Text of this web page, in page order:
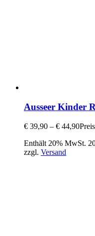
Ausseer Kinder
€ 39,90 – € 44,90
Enthält 20% MwSt.
zzgl. Versand